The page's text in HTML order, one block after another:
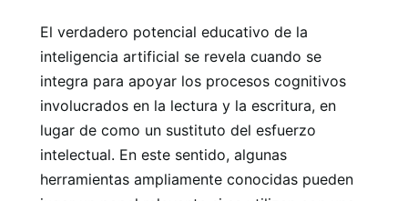
El verdadero potencial educativo de la
inteligencia artificial se revela cuando se
integra para apoyar los procesos cognitivos
involucrados en la lectura y la escritura, en
lugar de como un sustituto del esfuerzo
intelectual. En este sentido, algunas
herramientas ampliamente conocidas pueden